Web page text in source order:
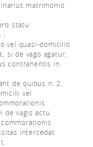
matrimonio
statu
;
vel quasi-domicilio
si de vago agatur,
contrahentis in
de quibus n. 2,
vel
de vagis actu
intercedat